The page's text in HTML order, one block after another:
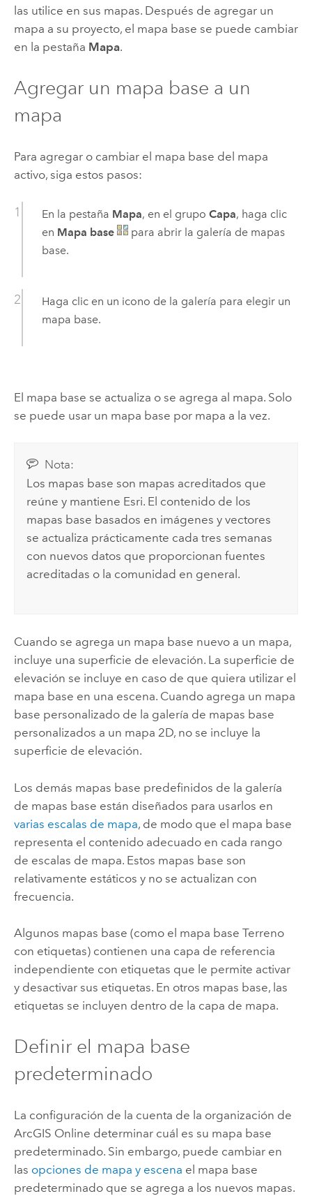
las utilice en sus mapas. Después de agregar un
mapa a su proyecto, el mapa base se puede cambiar
en la pestaña Mapa.
Agregar un mapa base a un
mapa
Para agregar o cambiar el mapa base del mapa
activo, siga estos pasos:
En la pestaña Mapa, en el grupo Capa, haga clic
en Mapa base
para abrir la galería de mapas
base.
Haga clic en un icono de la galería para elegir un
mapa base.
El mapa base se actualiza o se agrega al mapa. Solo
se puede usar un mapa base por mapa a la vez.
Nota:
Los mapas base son mapas acreditados que
reúne y mantiene Esri. El contenido de los
mapas base basados en imágenes y vectores
se actualiza prácticamente cada tres semanas
con nuevos datos que proporcionan fuentes
acreditadas o la comunidad en general.
Cuando se agrega un mapa base nuevo a un mapa,
incluye una superficie de elevación. La superficie de
elevación se incluye en caso de que quiera utilizar el
mapa base en una escena. Cuando agrega un mapa
base personalizado de la galería de mapas base
personalizados a un mapa 2D, no se incluye la
superficie de elevación.
Los demás mapas base predefinidos de la galería
de mapas base están diseñados para usarlos en
varias escalas de mapa, de modo que el mapa base
representa el contenido adecuado en cada rango
de escalas de mapa. Estos mapas base son
relativamente estáticos y no se actualizan con
frecuencia.
Algunos mapas base (como el mapa base Terreno
con etiquetas) contienen una capa de referencia
independiente con etiquetas que le permite activar
y desactivar sus etiquetas. En otros mapas base, las
etiquetas se incluyen dentro de la capa de mapa.
Definir el mapa base
predeterminado
La configuración de la cuenta de la organización de
ArcGIS Online determinar cuál es su mapa base
predeterminado. Sin embargo, puede cambiar en
las opciones de mapa y escena el mapa base
predeterminado que se agrega a los nuevos mapas.